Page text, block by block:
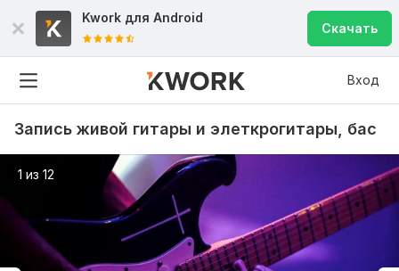
Kwork для Android
Скачать
Вход
Запись живой гитары и элеткрогитары, бас
1 из 12